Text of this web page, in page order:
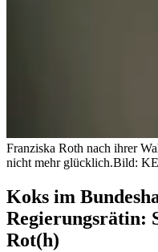
Franziska Roth nach ihrer
nicht mehr glücklich.Bild:
Koks im
Regierungsrätin:
Rot(h)